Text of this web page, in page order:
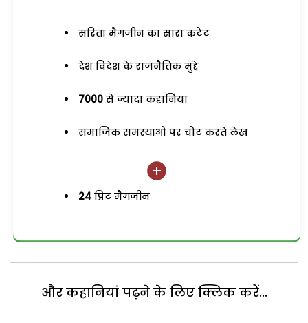
सरिता मैगजीन का सारा कंटेंट
देश विदेश के राजनैतिक मुद्दे
7000 से ज्यादा कहानियां
समाजिक समस्याओं पर चोट करते लेख
24 प्रिंट मैगजीन
और कहानियां पढ़ने के लिए क्लिक करें...